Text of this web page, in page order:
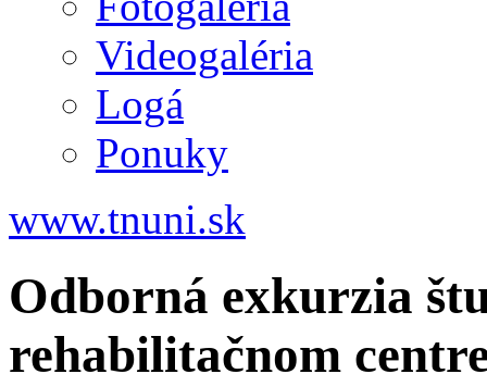
Videogaléria
Logá
Ponuky
www.tnuni.sk
Odborná exkurzia
rehabilitačnom